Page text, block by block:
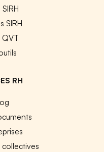
SIRH
QVT
RH